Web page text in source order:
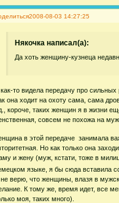
2008-08-03 14:27:25
Някочка написал(а):
Да хоть женщину-кузнеца
то видела передачу про
она ходит на охоту сама, сама
короче, таких женщин я в жизни
совсем не похожа на
в этой передаче занимала
Но как только она
и жену (муж, кстати, тоже в
языке, я бы сюда вставила
верю, что женщины, влазя в
К тому же, время идет, все
моя, таких много).